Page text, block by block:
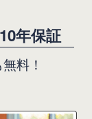
10年保証
無料 ！